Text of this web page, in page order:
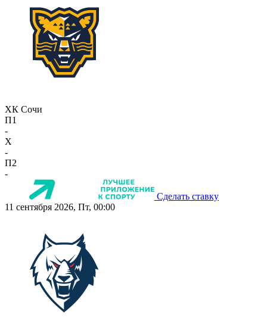
ХК Сочи
П1
-
X
-
П2
-
Сделать ставку
11 сентября 2026, Пт, 00:00